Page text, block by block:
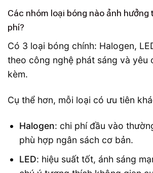
Các nhóm loại bóng nào ảnh hưởng
phí?
Có 3 loại bóng chính: Halogen,
theo công nghệ phát sáng và yêu
kèm.
Cụ thể hơn, mỗi loại có ưu tiên
Halogen: chi phí đầu vào
phù hợp ngân sách cơ bản.
LED: hiệu suất tốt, ánh sáng